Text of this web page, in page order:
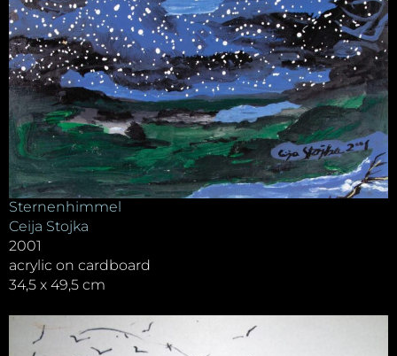
Sternenhimmel
Ceija Stojka
2001
acrylic on cardboard
34,5 x 49,5 cm